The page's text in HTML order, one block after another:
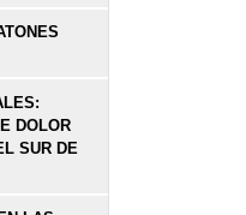
DOLOR
SUR DE